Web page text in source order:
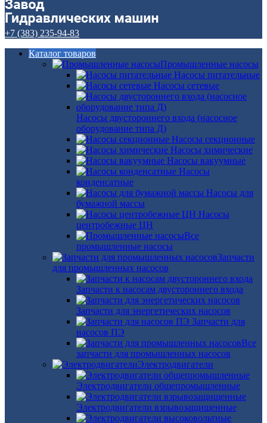
+7 (383) 235-94-83
Каталог товаров
Промышленные насосы
Насосы питательные
Насосы сетевые
Насосы двустороннего входа (насосное
оборудование типа Д)
Насосы секционные
Насосы химические
Насосы вакуумные
Насосы
конденсатные
Насосы для
бумажной массы
Насосы
центробежные ЦН
Все
промышленные насосы
Запчасти
для промышленных насосов
Запчасти к насосам двустороннего входа
Запчасти для энергетических насосов
Запчасти для
насосов ПЭ
Все
запчасти для промышленных насосов
Электродвигатели
Электродвигатели общепромышленные
Электродвигатели взрывозащищенные